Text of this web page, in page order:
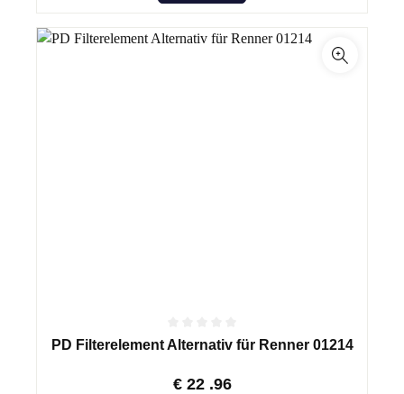
PD Filterelement Alternativ für Renner 01214
€ 22 .96